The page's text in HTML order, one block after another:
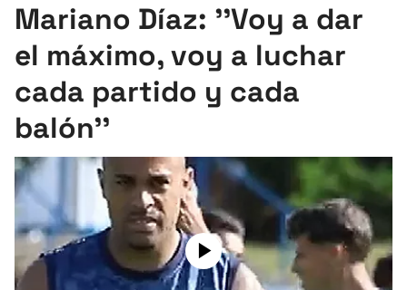
Pelota
Remo
Ciclismo
Herri-kirolak
Mariano Díaz: ''Voy a dar
el máximo, voy a luchar
cada partido y cada
balón''